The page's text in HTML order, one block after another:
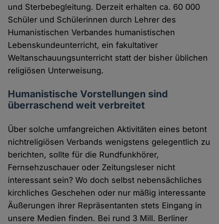
und Sterbebegleitung. Derzeit erhalten ca. 60 000
Schüler und Schülerinnen durch Lehrer des
Humanistischen Verbandes humanistischen
Lebenskundeunterricht, ein fakultativer
Weltanschauungsunterricht statt der bisher üblichen
religiösen Unterweisung.
Humanistische Vorstellungen sind
überraschend weit verbreitet
Über solche umfangreichen Aktivitäten eines betont
nichtreligiösen Verbands wenigstens gelegentlich zu
berichten, sollte für die Rundfunkhörer,
Fernsehzuschauer oder Zeitungsleser nicht
interessant sein? Wo doch selbst nebensächliches
kirchliches Geschehen oder nur mäßig interessante
Äußerungen ihrer Repräsentanten stets Eingang in
unsere Medien finden. Bei rund 3 Mill. Berliner